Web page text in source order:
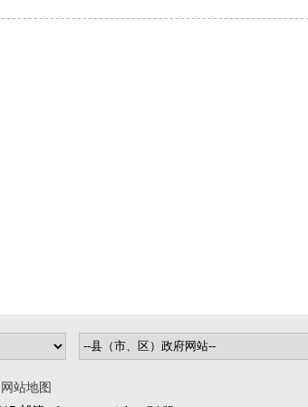
网站地图